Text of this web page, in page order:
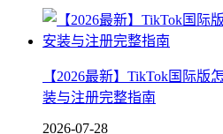
【2026最新】TikTok国际版
装与注册完整指南
2026-07-28